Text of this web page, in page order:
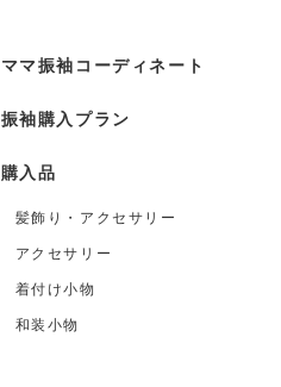
ママ振袖コーディネート
振袖購入プラン
購入品
髪飾り・アクセサリー
アクセサリー
着付け小物
和装小物